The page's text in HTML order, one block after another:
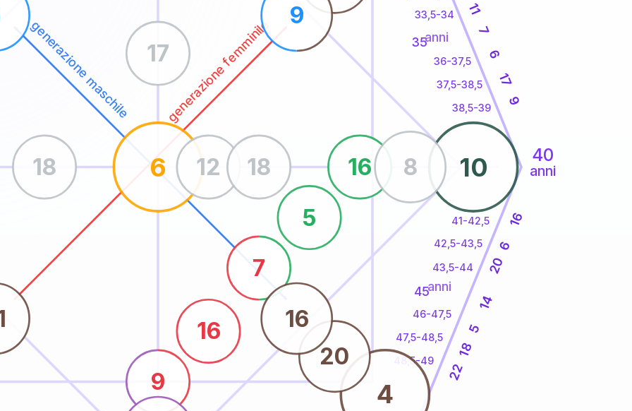
generazione maschile generazione femminile
40
anni
33,5-34
36-37,5
37,5-38,5
38,5-39
41-42,5
42,5-43,5
43,5-44
46-47,5
47,5-48,5
48,5-49
11
7
6
17
9
16
6
20
14
5
18
22
10
6
4
9
16
7
5
16 8
12 18
18
17
9
20
16
35anni
45anni